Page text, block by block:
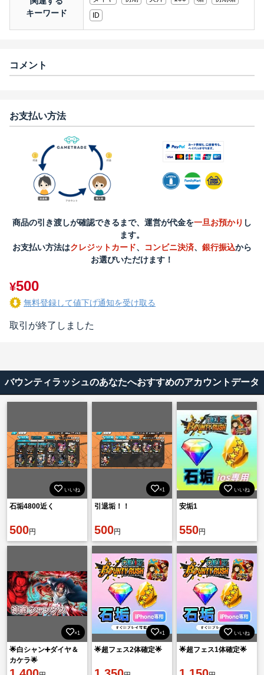
キーワード
ID
コメント
お支払い方法
商品の引き渡しが確認できるまで、運営が代金を一旦お預かり し
ます。
お支払い方法はクレジットカード、 コンビニ決済、 銀行振込から
お選びいただけます！
¥500
無料登録して値下げ通知を受け取る
取引が終了しました
バウンティラッシュのあなたへおすすめのアカウントデータ
いいね
石垢4800近く
500円
×1
引退垢！！
500円
いいね
安垢1
550円
×1
🌟白シャン➕ダイヤ＆
カケラ🌟
×1
🌟超フェス2体確定🌟
いいね
🌟超フェス1体確定🌟